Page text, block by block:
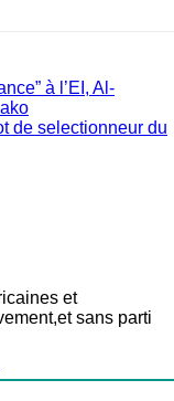
à l’EI, Al-
de selectionneur du
et
sans parti